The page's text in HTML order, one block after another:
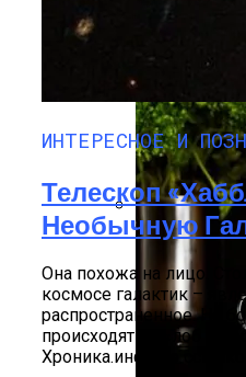
В
Очистить
ИНТЕРЕСНОЕ И
Телескоп
Необычную
Она похожа на лицо.
космосе галактик –
распространенное. Но
происходят не «лоб в
Хроника.инфо со